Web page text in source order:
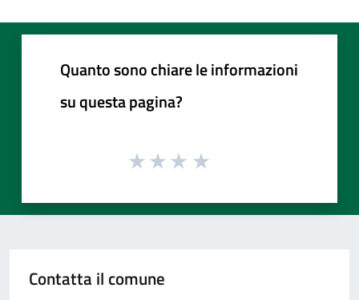
Quanto sono chiare le informazioni
su questa pagina?
Contatta il comune